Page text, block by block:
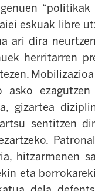
eskuak libre
ari dira
herritarren
gizartea
sentitzen
hitzarmenen
eta